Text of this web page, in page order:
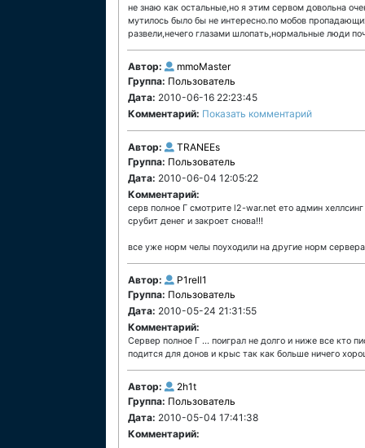
не знаю как остальные,но я этим сервом довольна
мутилось было бы не интересно.по мобов
развели,нечего глазами шлопать,нормальные люди
Автор:
mmoMaster
Группа: Пользователь
Дата: 2010-06-16 22:23:45
Комментарий: Показать комментарий
Автор:
TRANEEs
Группа: Пользователь
Дата: 2010-06-04 12:05:22
Комментарий:
серв полное Г смотрите l2-war.net ето админ
срубит денег и закроет снова!!!
все уже норм челы поуходили на другие норм
Автор:
P1rell1
Группа: Пользователь
Дата: 2010-05-24 21:31:55
Комментарий:
Сервер полное Г ... поиграл не долго и ниже все кто
подится для донов и крыс так как больше ничего
Автор:
2h1t
Группа: Пользователь
Дата: 2010-05-04 17:41:38
Комментарий: